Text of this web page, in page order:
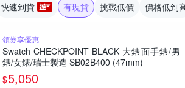
快速到貨 有現貨 挑戰低價 價格低到
領券享優惠
Swatch CHECKPOINT BLACK 大錶面手錶/男
錶/女錶/瑞士製造 SB02B400 (47mm)
$5,050